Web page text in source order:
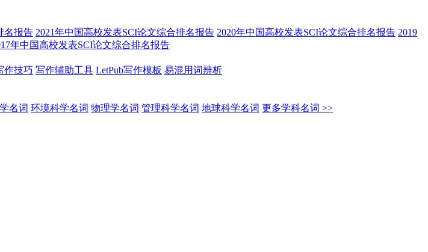
名报告 2021年中国高校发表SCI论文综合排名报告 2020年中国高校发表SCI论文综合排名报告 2019
年中国高校发表SCI论文综合排名报告
作技巧 写作辅助工具 LetPub写作模板 易混用词辨析
名词 环境科学名词 物理学名词 管理科学名词 地球科学名词 更多学科名词 >>